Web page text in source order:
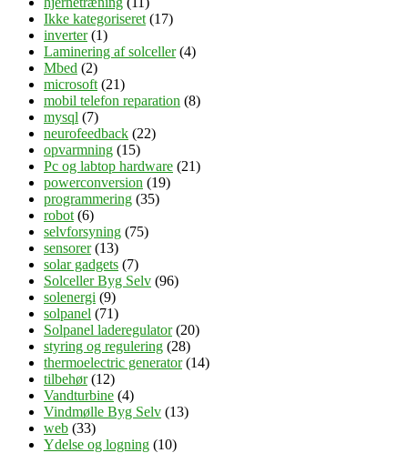
Ikke kategoriseret (17)
inverter(1)
Laminering af solceller(4)
Mbed (2)
microsoft (21)
mobil telefon reparation (8)
mysql (7)
neurofeedback (22)
opvarmning (15)
Pc og labtop hardware (21)
powerconversion (19)
programmering (35)
robot (6)
selvforsyning (75)
sensorer(13)
solar gadgets (7)
Solceller Byg Selv (96)
solenergi (9)
solpanel (71)
Solpanel laderegulator(20)
styring og regulering (28)
thermoelectric generator(14)
tilbehør(12)
Vandturbine (4)
Vindmølle Byg Selv (13)
web (33)
Ydelse og logning (10)